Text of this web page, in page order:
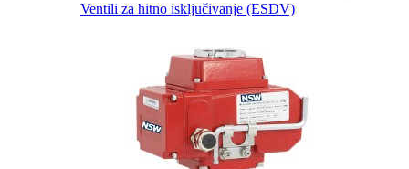
Ventili za hitno isključivanje (ESDV)